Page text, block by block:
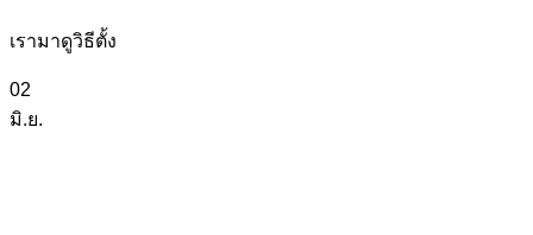
เรามาดูวิธีตั้ง
02
มิ.ย.